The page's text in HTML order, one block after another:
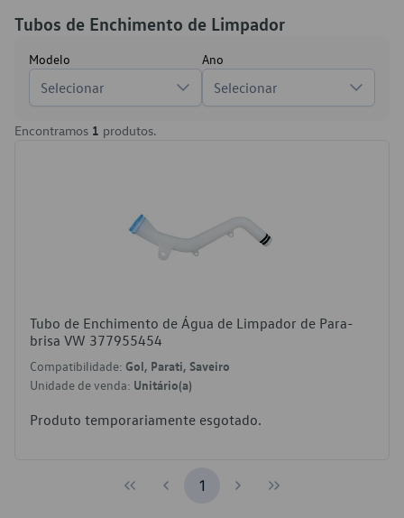
Tubos de Enchimento de Limpador
Modelo
Selecionar
Ano
Selecionar
Encontramos 1 produtos.
Tubo de Enchimento de Água de Limpador de Para-
brisa VW 377955454
Compatibilidade: Gol, Parati, Saveiro
Unidade de venda: Unitário(a)
Produto temporariamente esgotado.
1